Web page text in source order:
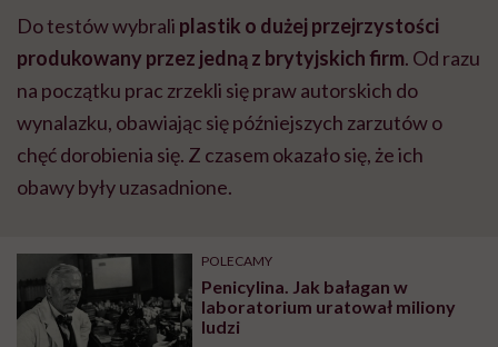
Do testów wybrali plastik o dużej przejrzystości
produkowany przez jedną z brytyjskich firm. Od razu
na początku prac zrzekli się praw autorskich do
wynalazku, obawiając się późniejszych zarzutów o
chęć dorobienia się. Z czasem okazało się, że ich
obawy były uzasadnione.
POLECAMY
Penicylina. Jak bałagan w
laboratorium uratował miliony
ludzi